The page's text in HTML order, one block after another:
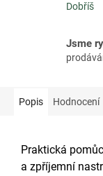
Dobříš
Jsme
Popis Hodnocení
Praktická
a zpříjemní